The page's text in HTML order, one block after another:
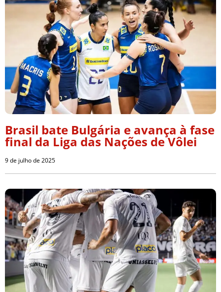
Brasil bate Bulgária e avança à fase
final da Liga das Nações de Vôlei
9 de julho de 2025